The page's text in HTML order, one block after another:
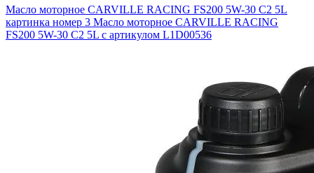
Масло моторное CARVILLE RACING FS200 5W-30 С2 5L
картинка номер 3 Масло моторное CARVILLE RACING
FS200 5W-30 С2 5L с артикулом L1D00536